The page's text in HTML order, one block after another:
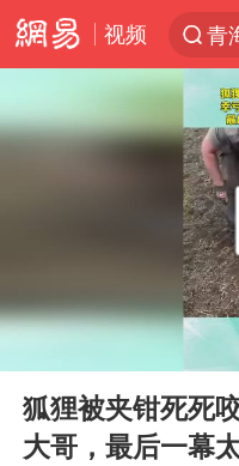
视频
青
我
台
多
台
Play
狐狸被夹钳死死
大哥，最后一幕